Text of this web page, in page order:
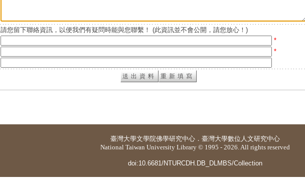
請您留下聯絡資訊，以便我們有疑問時能與您聯繫！ (此資訊並不會公開，請您放心！)
*
*
臺灣大學文學院佛學研究中心 ． 臺灣大學數位人文研究中心
National Taiwan University Library © 1995 - 2026. All rights reserved
doi:10.6681/NTURCDH.DB_DLMBS/Collection